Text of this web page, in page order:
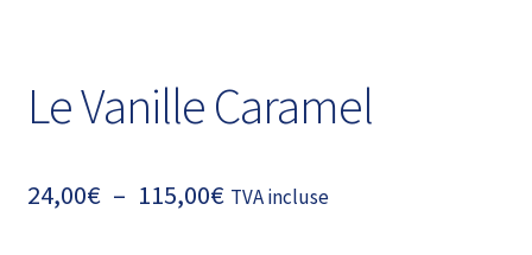
Le Vanille Caramel
24,00€ – 115,00€Plage
TVA incluse